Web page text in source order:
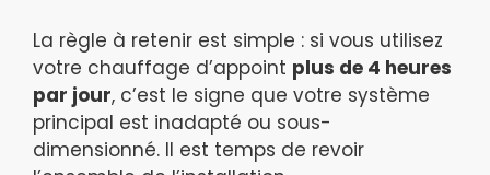
La règle à retenir est simple : si vous utilisez
votre chauffage d’appoint plus de 4 heures
par jour, c’est le signe que votre système
principal est inadapté ou sous-
dimensionné. Il est temps de revoir